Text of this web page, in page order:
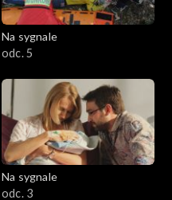
Na sygnale
odc. 5
Na sygnale
odc. 3